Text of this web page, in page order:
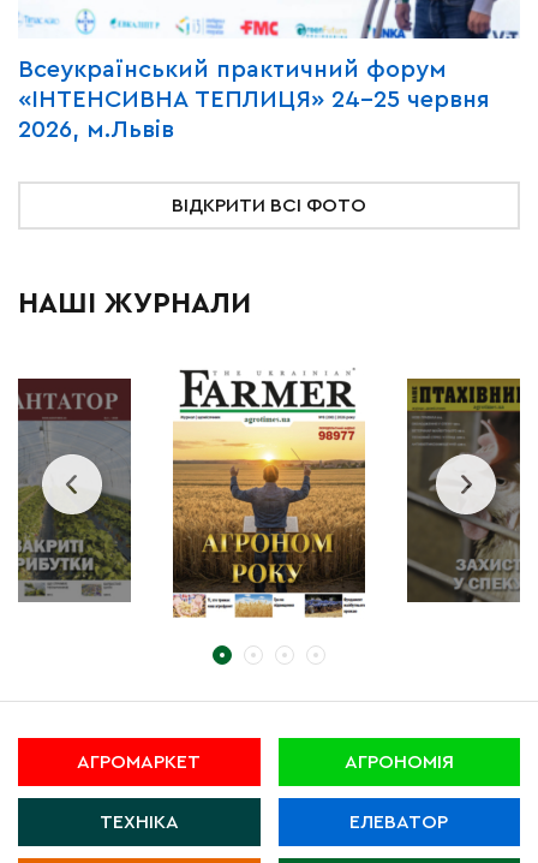
Всеукраїнський практичний форум
«ІНТЕНСИВНА ТЕПЛИЦЯ» 24-25 червня
2026, м.Львів
ВІДКРИТИ ВСІ ФОТО
НАШІ ЖУРНАЛИ
АГРОМАРКЕТ АГРОНОМІЯ
ТЕХНІКА ЕЛЕВАТОР